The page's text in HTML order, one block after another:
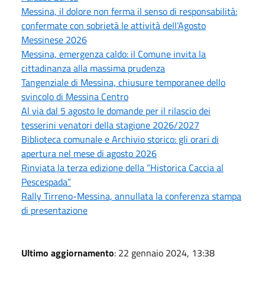
Messina, il dolore non ferma il senso di responsabilità:
confermate con sobrietà le attività dell’Agosto
Messinese 2026
Messina, emergenza caldo: il Comune invita la
cittadinanza alla massima prudenza
Tangenziale di Messina, chiusure temporanee dello
svincolo di Messina Centro
Al via dal 5 agosto le domande per il rilascio dei
tesserini venatori della stagione 2026/2027
Biblioteca comunale e Archivio storico: gli orari di
apertura nel mese di agosto 2026
Rinviata la terza edizione della “Historica Caccia al
Pescespada”
Rally Tirreno-Messina, annullata la conferenza stampa
di presentazione
Ultimo aggiornamento: 22 gennaio 2024, 13:38